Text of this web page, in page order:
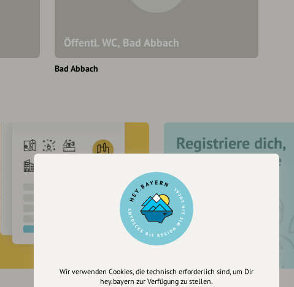
Öffentl. WC, Bad Abbach
Bad Abbach
Registriere dich,
um dir Einträge
zu merken
Wir verwenden Cookies, die technisch erforderlich sind, um Dir
hey.bayern zur Verfügung zu stellen.